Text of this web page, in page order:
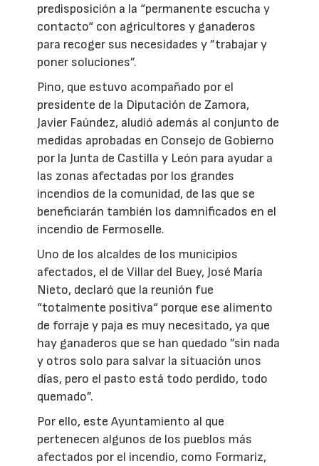
predisposición a la “permanente escucha y
contacto“ con agricultores y ganaderos
para recoger sus necesidades y ”trabajar y
poner soluciones”.
Pino, que estuvo acompañado por el
presidente de la Diputación de Zamora,
Javier Faúndez, aludió además al conjunto de
medidas aprobadas en Consejo de Gobierno
por la Junta de Castilla y León para ayudar a
las zonas afectadas por los grandes
incendios de la comunidad, de las que se
beneficiarán también los damnificados en el
incendio de Fermoselle.
Uno de los alcaldes de los municipios
afectados, el de Villar del Buey, José María
Nieto, declaró que la reunión fue
“totalmente positiva“ porque ese alimento
de forraje y paja es muy necesitado, ya que
hay ganaderos que se han quedado ”sin nada
y otros solo para salvar la situación unos
días, pero el pasto está todo perdido, todo
quemado”.
Por ello, este Ayuntamiento al que
pertenecen algunos de los pueblos más
afectados por el incendio, como Formariz,